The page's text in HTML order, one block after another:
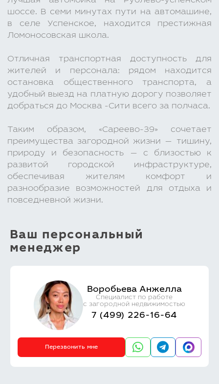
шоссе. В семи минутах пути на автомашине,
в селе Успенское, находится престижная
Ломоносовская школа.
Отличная транспортная доступность для
жителей и персонала: рядом находится
остановка общественного транспорта, а
удобный выезд на платную дорогу позволяет
добраться до Москва -Сити всего за полчаса.
Таким образом, «Сареево-39» сочетает
преимущества загородной жизни — тишину,
природу и безопасность — с близостью к
развитой городской инфраструктуре,
обеспечивая жителям комфорт и
разнообразие возможностей для отдыха и
повседневной жизни.
Ваш персональный
менеджер
Воробьева Анжелла
Специалист по работе
с загородной недвижимостью
7 (499) 226-16-64
Перезвонить мне